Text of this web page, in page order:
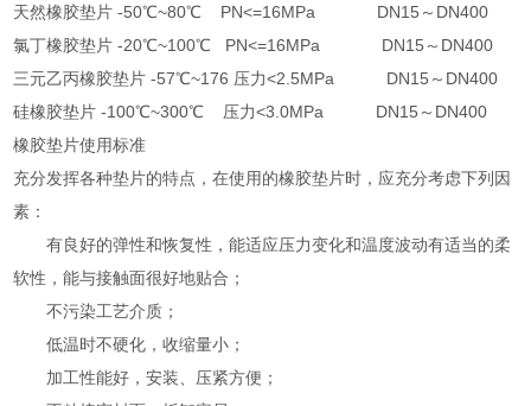
天然橡胶垫片 -50℃~80℃ PN<=16MPa DN15～DN400
氯丁橡胶垫片 -20℃~100℃ PN<=16MPa DN15～DN400
三元乙丙橡胶垫片 -57℃~176 压力<2.5MPa DN15～DN400
硅橡胶垫片 -100℃~300℃ 压力<3.0MPa DN15～DN400
橡胶垫片使用标准
充分发挥各种垫片的特点，在使用的橡胶垫片时，应充分考虑下列因
素：
有良好的弹性和恢复性，能适应压力变化和温度波动有适当的柔
软性，能与接触面很好地贴合；
不污染工艺介质；
低温时不硬化，收缩量小；
加工性能好，安装、压紧方便；